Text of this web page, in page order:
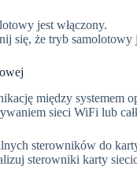
jest włączony.
się, że tryb samolotowy
między systemem
sieci WiFi lub
sterowników do
sterowniki karty